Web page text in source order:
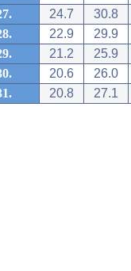
24.7
30.8
22.9
29.9
21.2
25.9
20.6
26.0
20.8 27.1